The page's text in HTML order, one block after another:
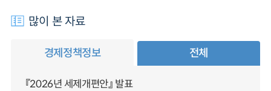
많이 본 자료
경제정책정보 전체
『2026년 세제개편안』 발표